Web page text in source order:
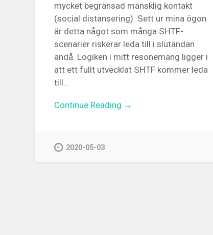
mycket begränsad mänsklig kontakt
(social distansering). Sett ur mina ögon
är detta något som många SHTF-
scenarier riskerar leda till i slutändan
ändå. Logiken i mitt resonemang ligger i
att ett fullt utvecklat SHTF kommer leda
till...
Continue Reading →
2020-05-03